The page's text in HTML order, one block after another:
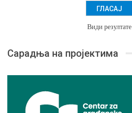
Види резултате
Сарадња на пројектима